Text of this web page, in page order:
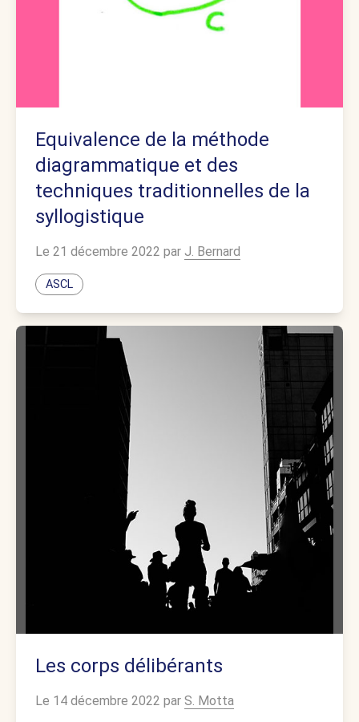
Equivalence de la méthode
diagrammatique et des
techniques traditionnelles de la
syllogistique
Le 21 décembre 2022 par J. Bernard
ASCL
Les corps délibérants
Le 14 décembre 2022 par S. Motta